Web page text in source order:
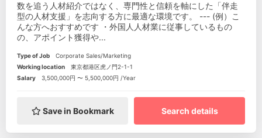
数を追う人材紹介ではなく、専門性と信頼を軸にした「伴走
型の人材支援」を志向する方に最適な環境です。 --- (例）こ
んな方へおすすめです ・外国人人材業に従事しているもの
の、アポイント獲得や...
Type of Job
Corporate Sales/Marketing
Working location
東京都港区虎ノ門2-1-1
Salary
3,500,000円 〜 5,500,000円 /Year
Save in Bookmark Search details